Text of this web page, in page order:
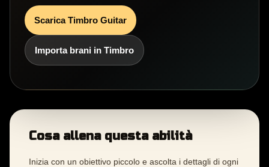
Scarica Timbro Guitar
Importa brani in Timbro
Cosa allena questa abilità
Inizia con un obiettivo piccolo e ascolta i dettagli di ogni